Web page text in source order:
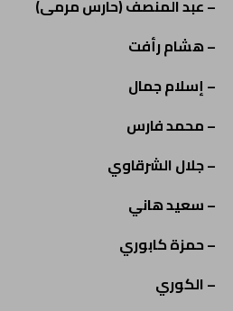
– عبد المنصف (حارس مرمى)
– هشام رأفت
– إسلام جمال
– محمد فارس
– جلال الشرقاوي
– سعيد هاني
– حمزة كابوري
– الكوري